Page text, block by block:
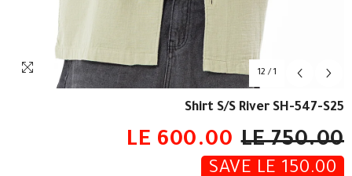
1
/
12
Shirt S/S River SH-547-S25
LE 750.00
LE 600.00
SAVE LE 150.00